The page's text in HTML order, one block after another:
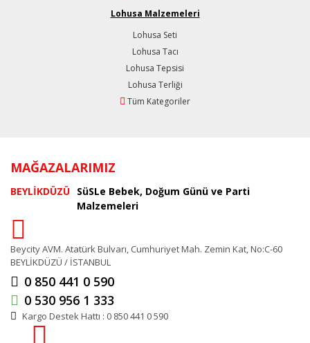
Lohusa Malzemeleri
Lohusa Seti
Lohusa Tacı
Lohusa Tepsisi
Lohusa Terliği
Tüm Kategoriler
MAĞAZALARIMIZ
BEYLİKDÜZÜ SüSLe Bebek, Doğum Günü ve Parti
Malzemeleri
Beycity AVM. Atatürk Bulvarı, Cumhuriyet Mah. Zemin Kat, No:C-60
BEYLİKDÜZÜ / İSTANBUL
0 850 441 0 590
0 530 956 1 333
Kargo Destek Hattı : 0 850 441 0 590